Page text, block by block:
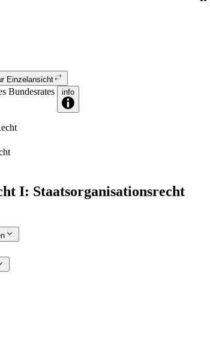
Einzelansicht
Bundesrates info
I: Staatsorganisationsrecht